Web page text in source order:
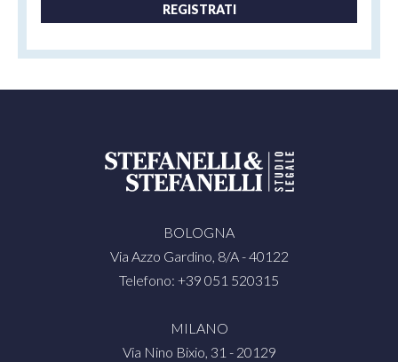
REGISTRATI
BOLOGNA
Via Azzo Gardino, 8/A - 40122
Telefono: +39 051 520315
MILANO
Via Nino Bixio, 31 - 20129